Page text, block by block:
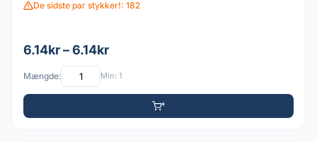
De sidste par stykker!: 182
6.14kr – 6.14kr
Mængde: Min: 1